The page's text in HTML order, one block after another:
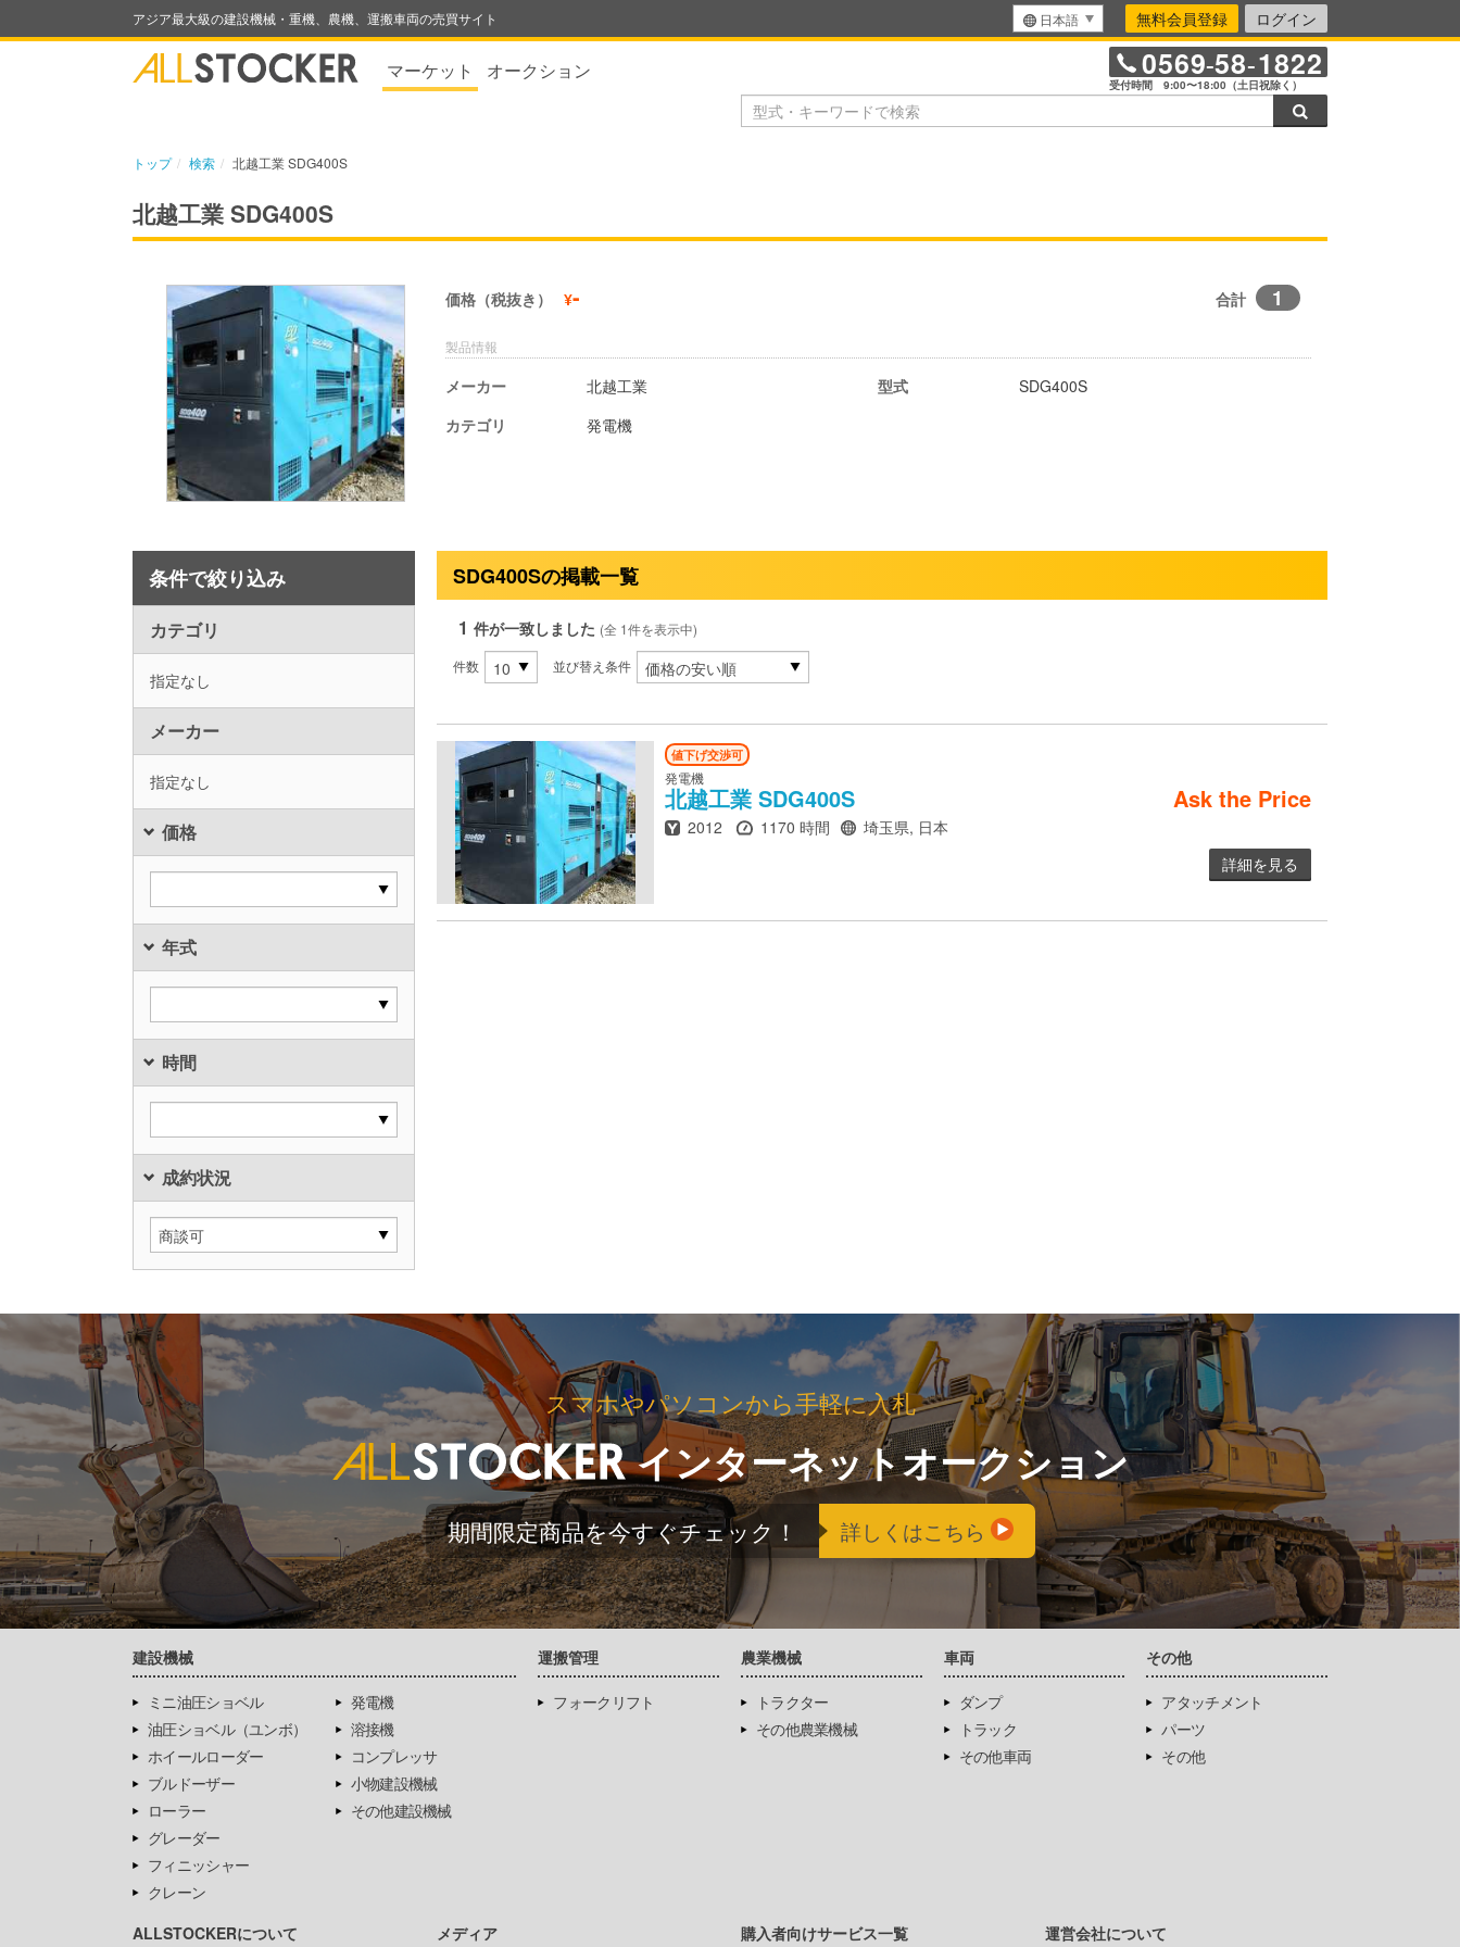
アジア最大級の建設機械・重機、農機、運搬車両の売買サイト 日本語 無料会員登録 ログイン
マーケット オークション 0569-58-1822
受付時間 9:00〜18:00（土日祝除く）
トップ 検索 北越工業 SDG400S
北越工業 SDG400S
価格（税抜き） ¥- 合計 1
製品情報
メーカー
北越工業
カテゴリ
発電機
型式 SDG400S
条件で絞り込み
カテゴリ
指定なし
メーカー
指定なし
価格
年式
時間
成約状況
SDG400Sの掲載一覧
1 件が一致しました (全 1件を表示中)
件数
並び替え条件
値下げ交渉可
発電機
北越工業 SDG400S Ask the Price
年式
2012 時間
1170 時間 場所
埼玉県, 日本
詳細を見る
スマホやパソコンから手軽に入札
インターネットオークション
期間限定商品を今すぐチェック！ 詳しくはこちら
建設機械
ミニ油圧ショベル
油圧ショベル（ユンボ）
ホイールローダー
ブルドーザー
ローラー
グレーダー
フィニッシャー
クレーン
発電機
溶接機
コンプレッサ
小物建設機械
その他建設機械
運搬管理
フォークリフト
農業機械
トラクター
その他農業機械
車両
ダンプ
トラック
その他車両
その他
アタッチメント
パーツ
その他
ALLSTOCKERについて メディア 購入者向けサービス一覧 運営会社について